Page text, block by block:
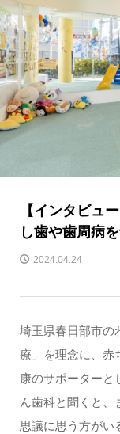
【インタビュ
し歯や歯周病
2024.04.24
埼玉県春日部市の
療」を理念に、赤
康のサポーターと
ん歯科と聞くと、
思議に思う方がい